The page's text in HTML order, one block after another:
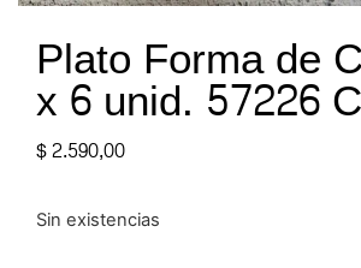
Plato Forma de
x 6 unid. 57226
$2.590,00
Sin existencias